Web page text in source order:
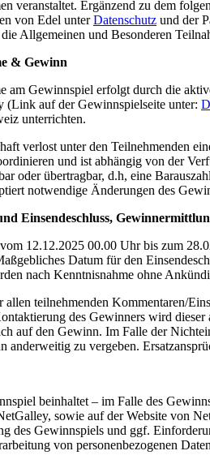
veranstaltet. Ergänzend zu dem
von Edel unterDatenschutz und der
Allgemeinen und Besonderen
& Gewinn
am Gewinnspiel erfolgt durch die
(Link auf der Gewinnspielseite unter:
unterrichten.
verlost unter den Teilnehmenden
und ist abhängig von der
oder übertragbar, d.h, eine
notwendige Änderungen des
Einsendeschluss,
12.12.2025 00.00 Uhr bis zum
Datum für den
nach Kenntnisnahme ohne
teilnehmenden Kommentaren/
des Gewinners wird
auf den Gewinn. Im Falle der
anderweitig zu vergeben.
beinhaltet – im Falle des
sowie auf der Website von
des Gewinnspiels und ggf.
von personenbezogenen